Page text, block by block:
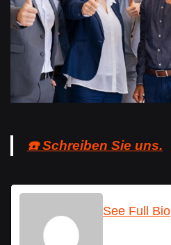
☎️ Schreiben Sie uns.
See Full Bio